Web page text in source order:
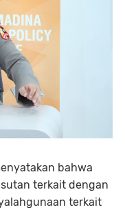
bahwa
terkait dengan
terkait